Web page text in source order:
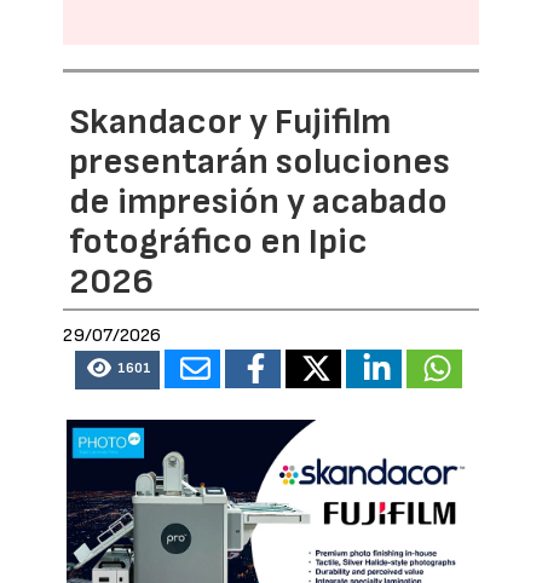
Skandacor y Fujifilm
presentarán soluciones
de impresión y acabado
fotográfico en Ipic
2026
29/07/2026
1601